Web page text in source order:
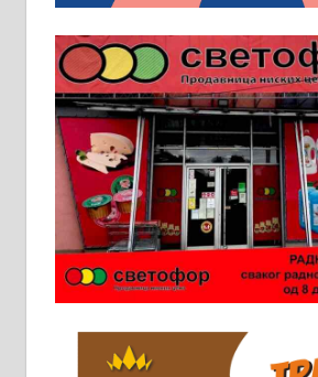
Пружам услуге завршних
у грађевини,
молерских радова. 061/
Ало таксију потребан
категоријом. 064/02-85-511
Потребна два радника
стоваришту „Липа
Алексинцу. За
информација доћи
стовариште у улици
8 до 15 часова. 063/465-045